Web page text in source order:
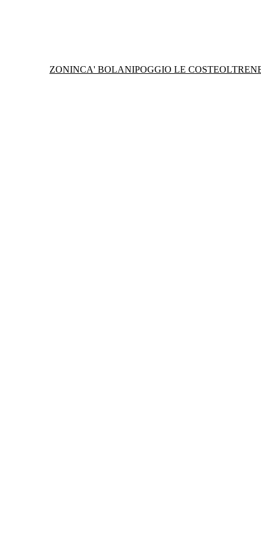
ZONINCA' BOLANIPOGGIO LE COSTE